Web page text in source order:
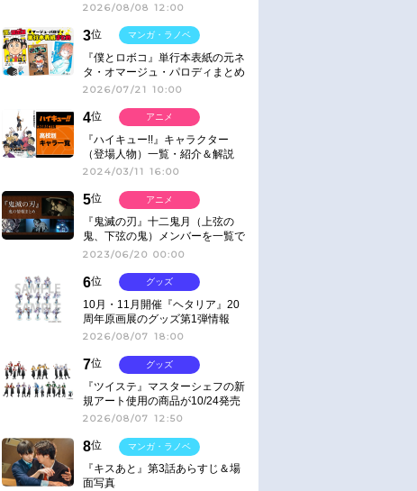
2026/08/08 12:00
3位
『僕とロボコ』単行本表紙の元ネ
タ・オマージュ・パロディまとめ
2026/07/21 10:00
マンガ・ラノベ
4位
『ハイキュー!!』キャラクター
（登場人物）一覧・紹介＆解説
2024/03/11 16:00
アニメ
5位
『鬼滅の刃』十二鬼月（上弦の
鬼、下弦の鬼）メンバーを一覧で
紹介＆解説（登場鬼の情報まと
2023/06/20 00:00
アニメ
6位
10月・11月開催『ヘタリア』20
周年原画展のグッズ第1弾情報
2026/08/07 18:00
グッズ
7位
『ツイステ』マスターシェフの新
規アート使用の商品が10/24発売
2026/08/07 12:50
グッズ
8位
『キスあと』第3話あらすじ＆場
面写真
マンガ・ラノベ